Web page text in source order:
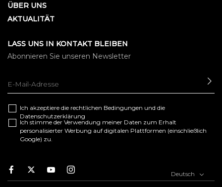
ÜBER UNS
AKTUALITÄT
LASS UNS IN KONTAKT BLEIBEN
Abonnieren Sie unseren Newsletter
Ich akzeptiere die rechtlichen Bedingungen und die
Datenschutzerklärung
Ich stimme der Verwendung meiner Daten zum Erhalt
personalisierter Werbung auf digitalen Plattformen (einschließlich
Google) zu.
a
w
Y
o
I
n
Deutsch